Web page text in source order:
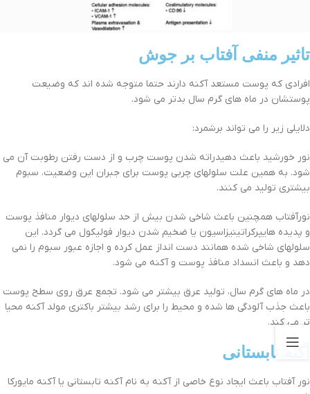
تاثیر منفی آفتاب بر جوش
افرادی که پوست مستعد آکنه دارند حتما متوجه شده اند که وضیعت
پوستشان در ماه های گرم سال بدتر می شود.
دلایلی زیر را می تواند برشمرد:
نور خورشید باعث دهیدراته شدن پوست چرب و از دست رفتن رطوبت آن می
شود. به همین علت سلولهای چربی پوست برای جبران این وضعیت، سبوم
بیشتری تولید می کنند.
نورآفتاب همچنین باعث شاخی شدن بیش از حد سلولهای دیوار منافذ پوست
و پدیده هایپرکراتینیزاسیون یا ضخیم شدن دیوار فولیکول می گردد. این
سلولهای شاخی شده همانند دست انداز عمل کرده و اجازه عبور سبوم را نمی
دهد و باعث انسداد منافذ پوست و آکنه می شود.
در ماه های گرم سال، تولید عرق بیشتر می شود. تجمع عرق روی سطح پوست
باعث جذب آلودگی ها شده و محیط را برای رشد بیشتر باکتری مولد آکنه محیا
تر می کند.
آکنه تابستانی
نور آفتاب باعث ایجاد نوع خاصی از آکنه به نام آکنه تابستانی یا آکنه مایورکا